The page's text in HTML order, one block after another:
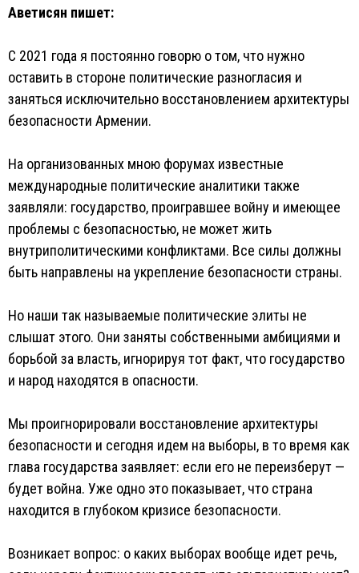
Аветисян пишет:
С 2021 года я постоянно говорю о том, что нужно
оставить в стороне политические разногласия и
заняться исключительно восстановлением архитектуры
безопасности Армении.
На организованных мною форумах известные
международные политические аналитики также
заявляли: государство, проигравшее войну и имеющее
проблемы с безопасностью, не может жить
внутриполитическими конфликтами. Все силы должны
быть направлены на укрепление безопасности страны.
Но наши так называемые политические элиты не
слышат этого. Они заняты собственными амбициями и
борьбой за власть, игнорируя тот факт, что государство
и народ находятся в опасности.
Мы проигнорировали восстановление архитектуры
безопасности и сегодня идем на выборы, в то время как
глава государства заявляет: если его не переизберут —
будет война. Уже одно это показывает, что страна
находится в глубоком кризисе безопасности.
Возникает вопрос: о каких выборах вообще идет речь,